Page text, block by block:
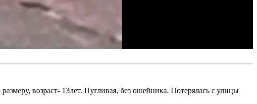
возраст- 13лет. Пугливая, без ошейника. Потерялась с улицы